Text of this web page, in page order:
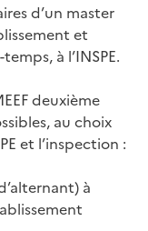
d’un master
et
à l’INSPE.
deuxième
au choix
et l’inspection :
à